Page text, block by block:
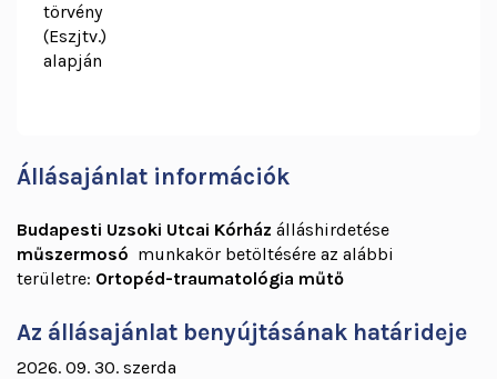
törvény
(Eszjtv.)
alapján
Állásajánlat információk
Budapesti Uzsoki Utcai Kórház álláshirdetése
műszermosó munkakör betöltésére az alábbi
területre: Ortopéd-traumatológia műtő
Az állásajánlat benyújtásának határideje
2026. 09. 30. szerda